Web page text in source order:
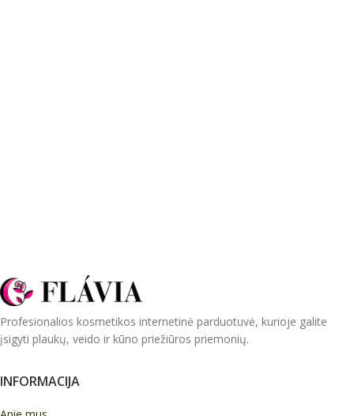
Profesionalios kosmetikos internetinė parduotuvė, kurioje galite
įsigyti plaukų, veido ir kūno priežiūros priemonių.
INFORMACIJA